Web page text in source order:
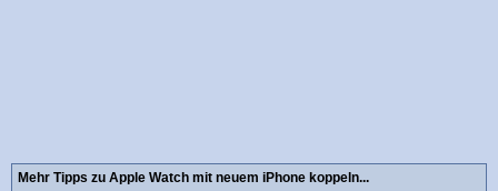
Mehr Tipps zu Apple Watch mit neuem iPhone koppeln...